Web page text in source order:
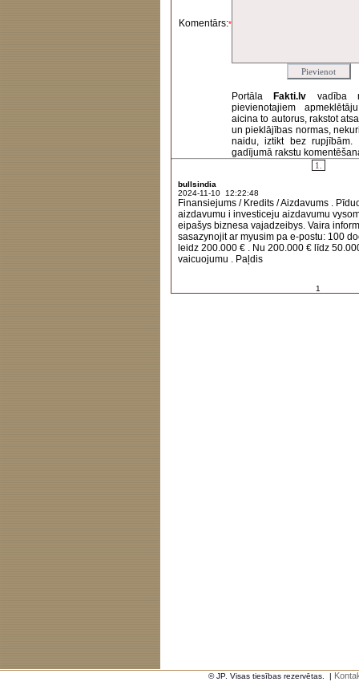
Komentārs:*
Portāla Fakti.lv vadība
pievienotajiem
aicina to autorus, rakstot
un pieklājības normas,
naidu, iztikt bez rupjībām.
gadījumā rakstu
1.
bullsindia
2024-11-10 12:22:48
Finansiejums / Kredits / Aizdavums .
aizdavumu i investiceju aizdavumu
eipašys biznesa vajadzeibys. Vaira
sasazynojit ar myusim pa e-postu: 100
leidz 200.000 € . Nu 200.000 € līdz
vaicuojumu . Paļdis
1
© JP. Visas tiesības rezervētas. |